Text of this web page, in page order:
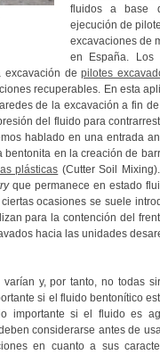
fluidos a base
ejecución de
excavaciones de
en España. Los
excavación depilotes
recuperables. En esta
de la excavación a fin
del fluido para
hablado en una entrada
bentonita en la creación de
plásticas (Cutter Soil
que permanece en estado
ocasiones se suele
para la contención del
hacia las unidades
y, por tanto, no todas
si el fluido bentonítico
importante si el fluido es
considerarse antes de
en cuanto a sus